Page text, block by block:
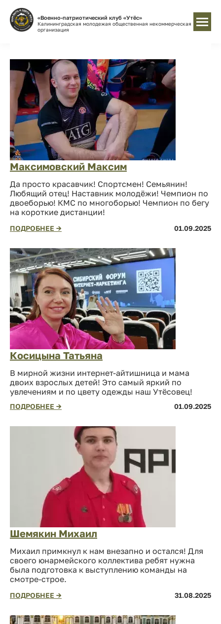
«Военно-патриотический клуб «Утёс»
Калининградская молодежая общественная некоммерческая
организация
Максимовский Максим
Да просто красавчик! Спортсмен! Семьянин!
Любящий отец! Наставник молодёжи! Чемпион по
двоеборью! КМС по многоборью! Чемпион по бегу
на короткие дистанции!
ПОДРОБНЕЕ → 01.09.2025
Косицына Татьяна
В мирной жизни интернет-айтишница и мама
двоих взрослых детей! Это самый яркий по
увлечениям и по цвету одежды наш Утёсовец!
ПОДРОБНЕЕ → 01.09.2025
Шемякин Михаил
Михаил примкнул к нам внезапно и остался! Для
своего юнармейского коллектива ребят нужна
была подготовка к выступлению команды на
смотре-строе.
ПОДРОБНЕЕ → 31.08.2025